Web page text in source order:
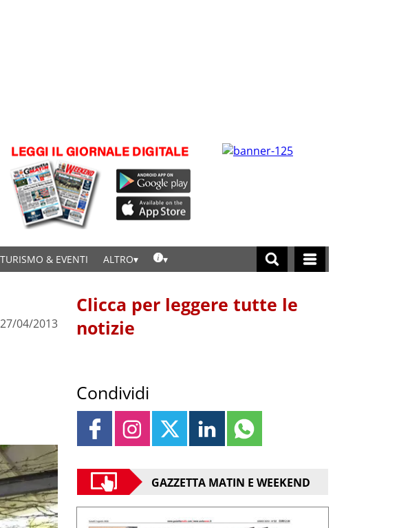
TURISMO & EVENTI ALTRO
27/04/2013
Clicca per leggere tutte le
notizie
Condividi
GAZZETTA MATIN E WEEKEND